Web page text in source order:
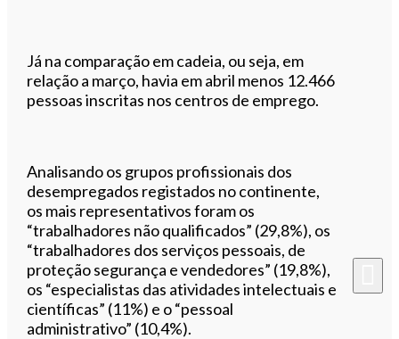
Já na comparação em cadeia, ou seja, em
relação a março, havia em abril menos 12.466
pessoas inscritas nos centros de emprego.
Analisando os grupos profissionais dos
desempregados registados no continente,
os mais representativos foram os
“trabalhadores não qualificados” (29,8%), os
“trabalhadores dos serviços pessoais, de
proteção segurança e vendedores” (19,8%),
os “especialistas das atividades intelectuais e
científicas” (11%) e o “pessoal
administrativo” (10,4%).